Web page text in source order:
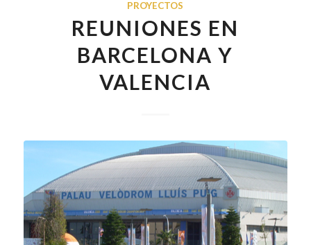
PROYECTOS
REUNIONES EN
BARCELONA Y
VALENCIA